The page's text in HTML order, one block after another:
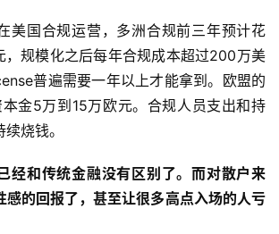
美国合规运营，多洲合规前三年预计花
，规模化之后每年合规成本超过200万美
普遍需要一年以上才能拿到。欧盟的
金5万到15万欧元。合规人员支出和持
烧钱。
经和传统金融没有区别了。而对散户来
感的回报了，甚至让很多高点入场的人亏